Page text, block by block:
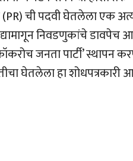
ची पदवी घेतलेला एक
निवडणुकांचे
जनता पार्टी’
घेतलेला हा शोधपत्रकारी